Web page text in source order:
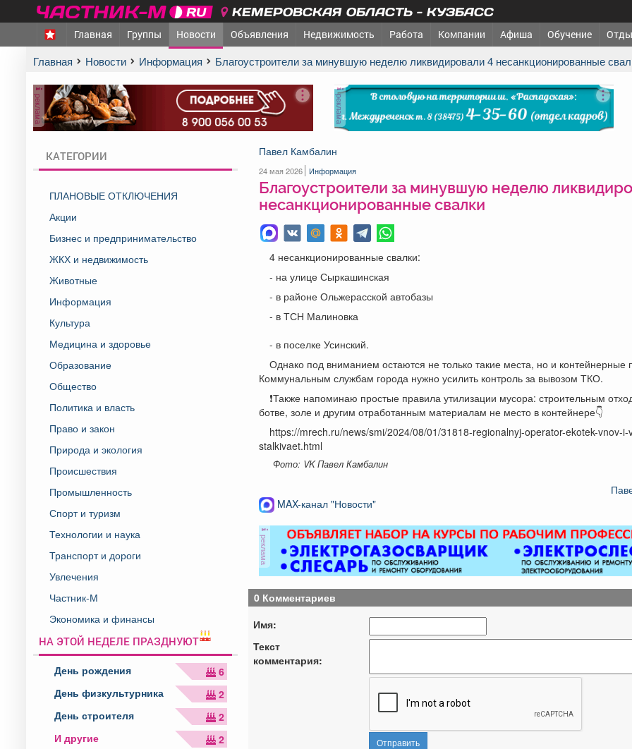
КЕМЕРОВСКАЯ ОБЛАСТЬ - КУЗБАСС
Главная Группы Новости Объявления Недвижимость Работа Компании Афиша Обучение
Главная Новости Информация Благоустроители за минувшую неделю ликвидировали 4 несанкционированные
реклама реклама
КАТЕГОРИИ
ПЛАНОВЫЕ ОТКЛЮЧЕНИЯ
Акции
Бизнес и предпринимательство
ЖКХ и недвижимость
Животные
Информация
Культура
Медицина и здоровье
Образование
Общество
Политика и власть
Право и закон
Природа и экология
Происшествия
Промышленность
Спорт и туризм
Технологии и наука
Транспорт и дороги
Увлечения
Частник-М
Экономика и финансы
НА ЭТОЙ НЕДЕЛЕ ПРАЗДНУЮТ
День рождения
6
День физкультурника
2
День строителя
2
И другие
2
Павел Камбалин
24 мая 2026 Информация
Благоустроители за минувшую неделю
несанкционированные свалки
4 несанкционированные свалки:
- на улице Сыркашинская
- в районе Ольжерасской автобазы
- в ТСН Малиновка
- в поселке Усинский.
Однако под вниманием остаются не только такие места, но и контейнерные
Коммунальным службам города нужно усилить контроль за вывозом ТКО.
❗️Также напоминаю простые правила утилизации мусора: строительным
ботве, золе и другим отработанным материалам не место в контейнере👇
https://mrech.ru/news/smi/2024/08/01/31818-regionalnyj-operator-ekotek-vnov-i-
stalkivaet.html
Фото: VK Павел Камбалин
MAX-канал "Новости"
реклама
0 Комментариев
Имя:
Текст
комментария:
Отправить